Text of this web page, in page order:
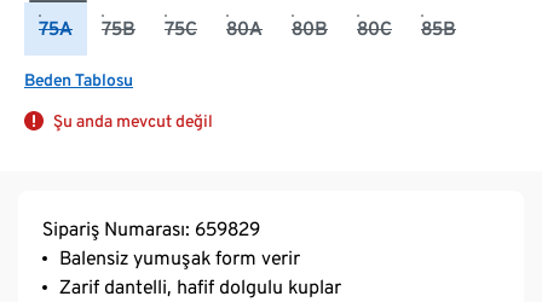
75A 75B 75C 80A 80B 80C 85B
Beden Tablosu
Şu anda mevcut değil
Sipariş Numarası: 659829
Balensiz yumuşak form verir
Zarif dantelli, hafif dolgulu kuplar